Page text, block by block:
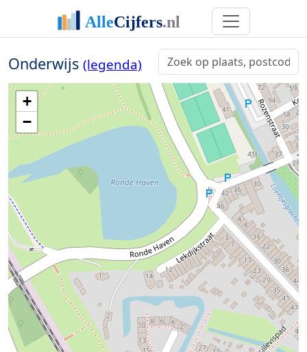
Onderwijs (legenda)
+
−